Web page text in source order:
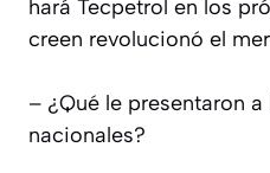
hará Tecpetrol en los
creen revolucionó el
– ¿Qué le presentaron
nacionales?